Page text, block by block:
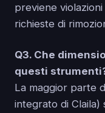
previene
richieste di
Q3. Che
questi
La maggior parte
integrato di Claila)